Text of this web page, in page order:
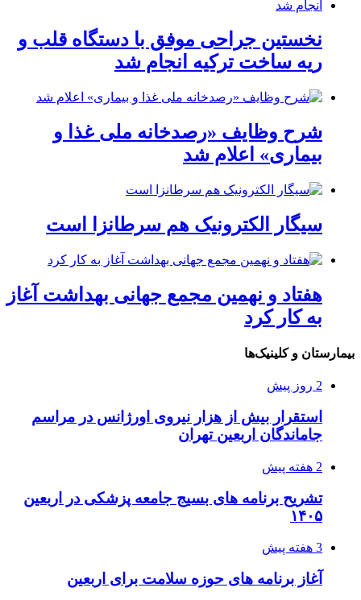
نخستین جراحی موفق با دستگاه قلب و
ریه ساخت ترکیه انجام شد
شرح وظایف «رصدخانه ملی غذا و
بیماری» اعلام شد
سیگار الکترونیک هم سرطانزا است
هفتاد و نهمین مجمع جهانی بهداشت آغاز
به کار کرد
بیمارستان و کلینیک‌ها
2 روز پیش
استقرار بیش از هزار نیروی اورژانس در مراسم
جاماندگان اربعین تهران
2 هفته پیش
تشریح برنامه های بسیج جامعه پزشکی در اربعین
۱۴۰۵
3 هفته پیش
آغاز برنامه های حوزه سلامت برای اربعین